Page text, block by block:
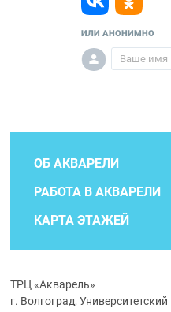
ИЛИ АНОНИМНО
ОБ АКВАРЕЛИ
РАБОТА В АКВАРЕЛИ
КАРТА ЭТАЖЕЙ
ТРЦ «Акварель»
г. Волгоград, Университетский